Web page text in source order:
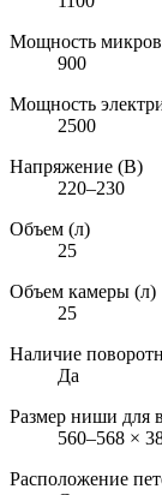
Мощность
900
Мощность
2500
Напряжение (В)
220–230
Объем (л)
25
Объем камеры (л)
25
Наличие
Да
Размер ниши для
560–568 ×
Расположение